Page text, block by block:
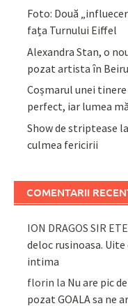
Foto: Două
fața Turnului Eiffel
Alexandra Stan, o
pozat artista în
Coșmarul unei
perfect, iar lumea
Show de striptease
culmea fericirii
COMENTARII
ION DRAGOS SIR
deloc rusinoasa.
intima
florin la Nu are pic
pozat GOALA sa ne